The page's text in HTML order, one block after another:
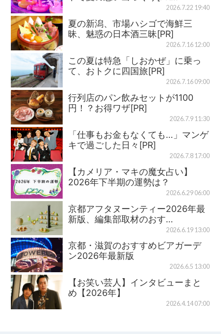
2026.7.22 19:40
夏の新潟、市場ハシゴで海鮮三
昧、魅惑の日本酒三昧[PR]
2026.7.16 12:00
この夏は特急「しおかぜ」に乗っ
て、おトクに四国旅[PR]
2026.7.16 09:00
行列店のパン飲みセットが1100
円！？お得ワザ[PR]
2026.7.9 11:30
「仕事もお金もなくても…」マンゲ
キで過ごした日々[PR]
2026.7.8 17:00
【カメリア・マキの魔女占い】
2026年下半期の運勢は？
2026.6.29 06:00
京都アフタヌーンティー2026年最
新版、編集部取材のおす…
2026.6.19 13:00
京都・滋賀のおすすめビアガーデ
ン2026年最新版
2026.6.5 13:00
【お笑い芸人】インタビューまと
め【2026年】
2026.4.14 07:00